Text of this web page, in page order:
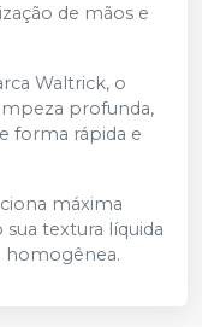
de mãos e
Waltrick, o
profunda,
forma rápida e
máxima
sua textura líquida
homogênea.